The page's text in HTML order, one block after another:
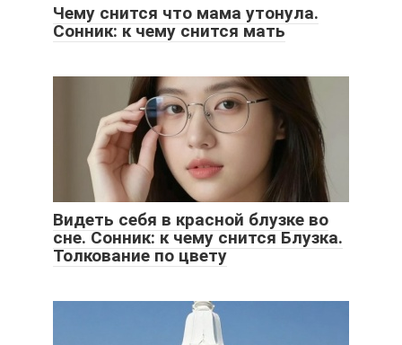
Чему снится что мама утонула.
Сонник: к чему снится мать
Видеть себя в красной блузке во
сне. Сонник: к чему снится Блузка.
Толкование по цвету